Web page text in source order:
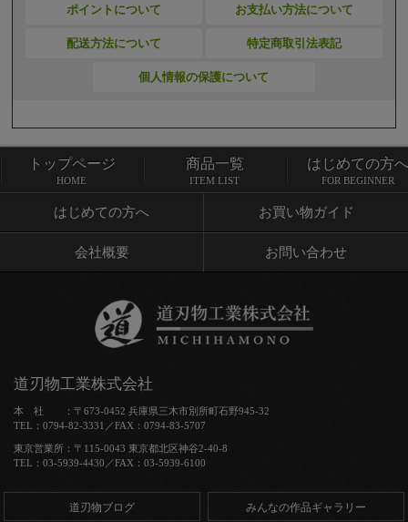
ポイントについて お支払い方法について
配送方法について 特定商取引法表記
個人情報の保護について
トップページ 商品一覧
はじめての方へ お買い物ガイド
会社概要 お問い合わせ
トップページ
HOME
商品一覧
ITEM LIST
はじめての方へ
FOR BEGINNER
道刃物工業株式会社
本 社 ：〒673-0452 兵庫県三木市別所町石野945-32
TEL：0794-82-3331／FAX：0794-83-5707
東京営業所：〒115-0043 東京都北区神谷2-40-8
TEL：03-5939-4430／FAX：03-5939-6100
道刃物ブログ みんなの作品ギャラリー